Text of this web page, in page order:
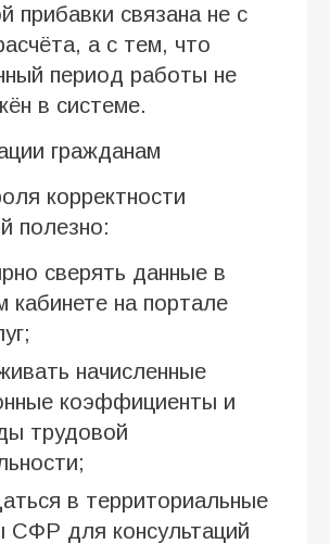
прибавки связана не с
а с тем, что
период работы не
в системе.
гражданам
корректности
полезно:
сверять данные в
кабинете на портале
начисленные
коэффициенты и
трудовой
в территориальные
СФР для консультаций